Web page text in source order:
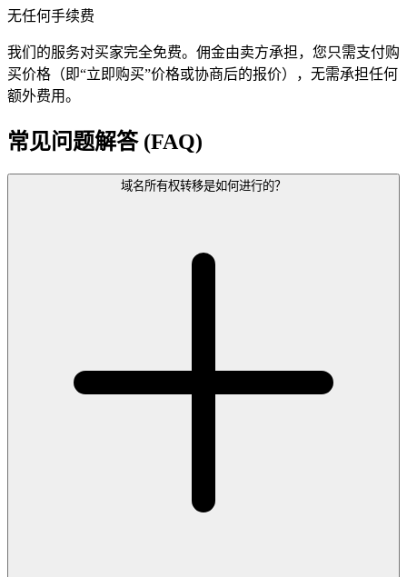
无任何手续费
我们的服务对买家完全免费。佣金由卖方承担，您只需支付购
买价格（即“立即购买”价格或协商后的报价），无需承担任何
额外费用。
常见问题解答 (FAQ)
域名所有权转移是如何进行的？